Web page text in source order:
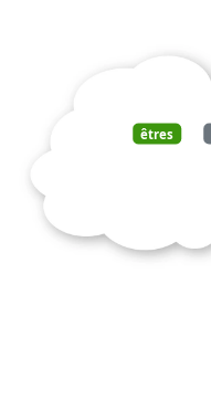
êtres